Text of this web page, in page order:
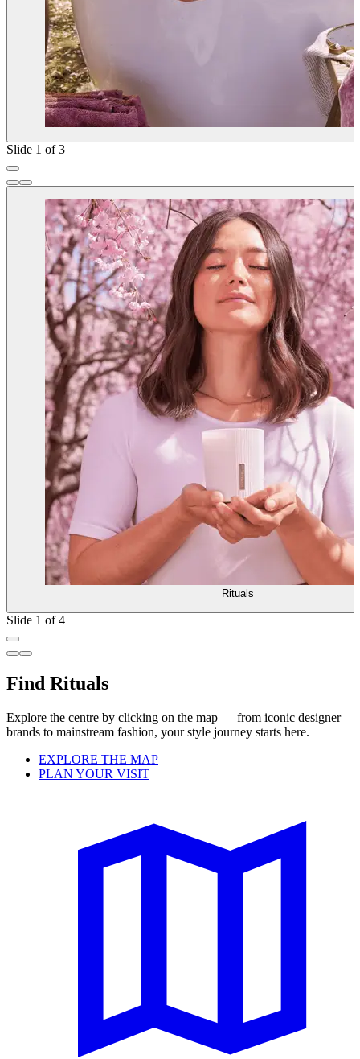
Slide 1 of 3
Rituals
Slide 1 of 4
Find Rituals
Explore the centre by clicking on the map — from iconic designer
brands to mainstream fashion, your style journey starts here.
EXPLORE THE MAP
PLAN YOUR VISIT